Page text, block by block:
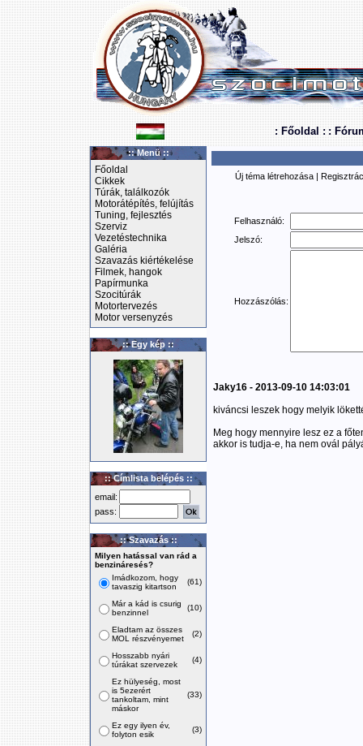
: Főoldal : :
:: Menü ::
Főoldal
Cikkek
Túrák, találkozók
Motorátépítés, felújítás
Tuning, fejlesztés
Szerviz
Vezetéstechnika
Galéria
Szavazás kiértékelése
Filmek, hangok
Papírmunka
Szocitúrák
Motortervezés
Motor versenyzés
:: Egy kép ::
:: Címlista belépés ::
email:
pass:
:: Szavazás ::
Milyen hatással van rád a
benzináresés?
Imádkozom, hogy
tavaszig kitartson
(61)
Már a kád is csurig
benzinnel
(10)
Eladtam az összes
MOL részvényemet
(2)
Hosszabb nyári
túrákat szervezek
(4)
Ez hülyeség, most
is 5ezerért
tankoltam, mint
máskor
(33)
Ez egy ilyen év,
folyton esik
(3)
Új téma létrehozása |
Felhasználó:
Jelszó:
Hozzászólás:
Jaky16 - 2013-09-10 14:03:01
kiváncsi leszek hogy melyik
Meg hogy mennyire lesz ez a
akkor is tudja-e, ha nem ovál